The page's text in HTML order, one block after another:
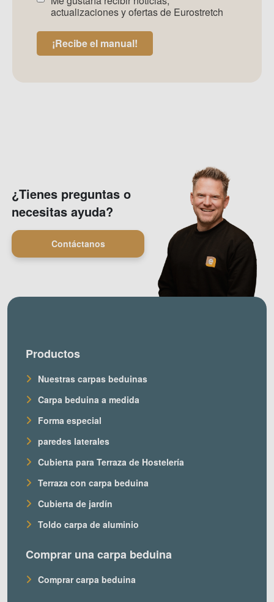
boletín
noticias
(Required)
acuerdo
boletín
noticias
actualizaciones y ofertas de Eurostretch
¡Recibe el manual!
¿Tienes preguntas o
necesitas ayuda?
Contáctanos
Productos
Nuestras carpas beduinas
Carpa beduina a medida
Forma especial
paredes laterales
Cubierta para Terraza de Hostelería
Terraza con carpa beduina
Cubierta de jardín
Toldo carpa de aluminio
Comprar una carpa beduina
Comprar carpa beduina